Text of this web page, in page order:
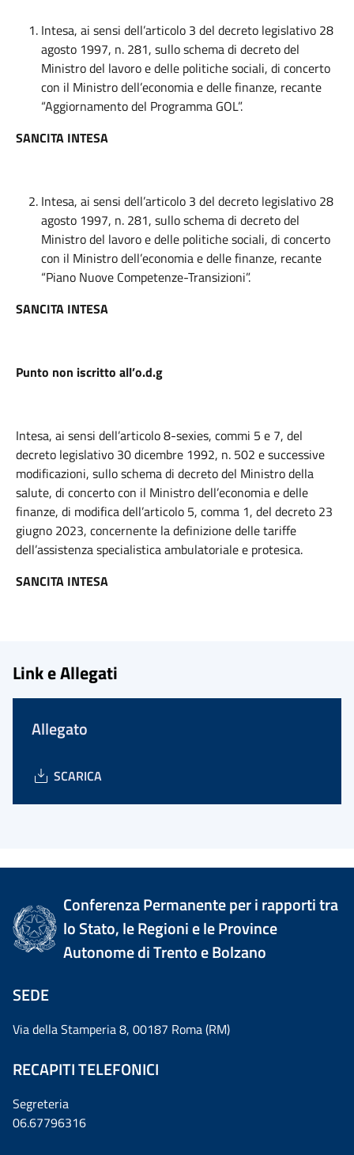
Intesa, ai sensi dell’articolo 3 del decreto legislativo 28
agosto 1997, n. 281, sullo schema di decreto del
Ministro del lavoro e delle politiche sociali, di concerto
con il Ministro dell’economia e delle finanze, recante
“Aggiornamento del Programma GOL”.
SANCITA INTESA
Intesa, ai sensi dell’articolo 3 del decreto legislativo 28
agosto 1997, n. 281, sullo schema di decreto del
Ministro del lavoro e delle politiche sociali, di concerto
con il Ministro dell’economia e delle finanze, recante
“Piano Nuove Competenze-Transizioni”.
SANCITA INTESA
Punto non iscritto all’o.d.g
Intesa, ai sensi dell’articolo 8-sexies, commi 5 e 7, del
decreto legislativo 30 dicembre 1992, n. 502 e successive
modificazioni, sullo schema di decreto del Ministro della
salute, di concerto con il Ministro dell’economia e delle
finanze, di modifica dell’articolo 5, comma 1, del decreto 23
giugno 2023, concernente la definizione delle tariffe
dell’assistenza specialistica ambulatoriale e protesica.
SANCITA INTESA
Link e Allegati
Allegato
SCARICA
Conferenza Permanente per i rapporti tra
lo Stato, le Regioni e le Province
Autonome di Trento e Bolzano
SEDE
Via della Stamperia 8, 00187 Roma (RM)
RECAPITI TELEFONICI
Segreteria
06.67796316